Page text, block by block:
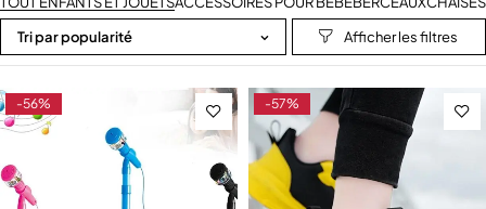
Tri par popularité
-56% -57%